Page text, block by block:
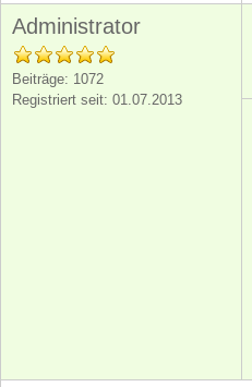
Administrator
Beiträge: 1072
Registriert seit: 01.07.2013